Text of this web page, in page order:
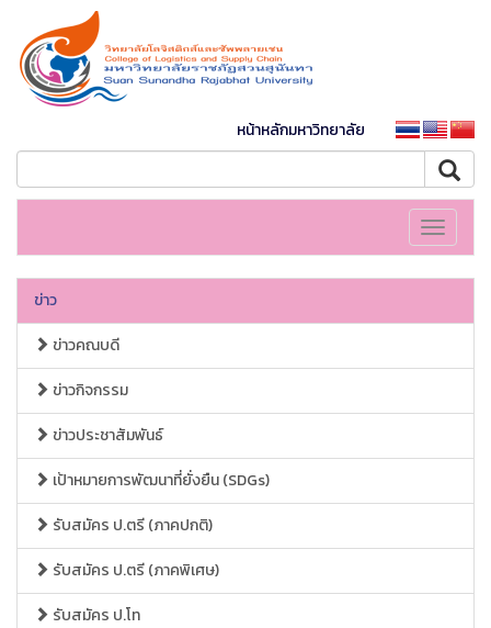
หน้าหลักมหาวิทยาลัย
Toggle
ข่าว
ข่าวคณบดี
ข่าวกิจกรรม
ข่าวประชาสัมพันธ์
เป้าหมายการพัฒนาที่ยั่งยืน (SDGs)
รับสมัคร ป.ตรี (ภาคปกติ)
รับสมัคร ป.ตรี (ภาคพิเศษ)
รับสมัคร ป.โท